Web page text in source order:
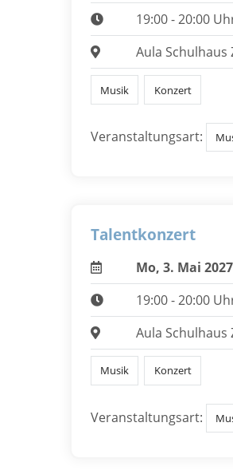
19:00 - 20:00
Aula Schulhaus
Musik Konzert
Veranstaltungsart:
Talentkonzert
Mo, 3. Mai 2027
19:00 - 20:00
Aula Schulhaus
Musik Konzert
Veranstaltungsart: